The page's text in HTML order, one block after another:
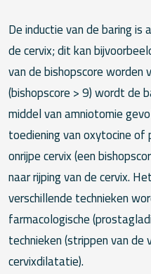
De inductie van de baring is
de cervix; dit kan
van de bishopscore worden
(bishopscore > 9) wordt de
middel van amniotomie
toediening van oxytocine of
onrijpe cervix (een
naar rijping van de cervix.
verschillende technieken
farmacologische
technieken (strippen van de
cervixdilatatie).